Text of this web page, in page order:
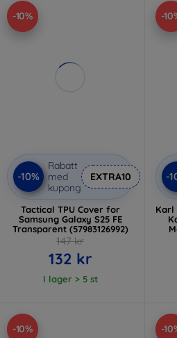
-10%
-10%
Rabatt
med
kupong
EXTRA10
Tactical TPU Cover for
Samsung Galaxy S25 FE
Transparent (57983126992)
147 kr
132 kr
I lager > 5 st
-
-
Karl
-10% -